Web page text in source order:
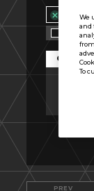
カード名称
OPTION
PREV
We
and
To